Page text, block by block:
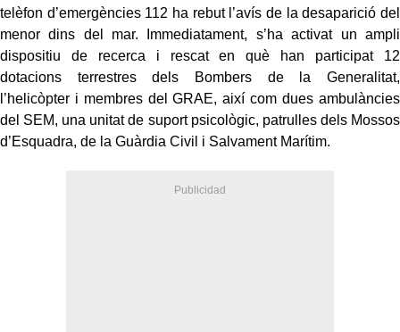
telèfon d’emergències 112 ha rebut l’avís de la desaparició del
menor dins del mar. Immediatament, s’ha activat un ampli
dispositiu de recerca i rescat en què han participat 12
dotacions terrestres dels Bombers de la Generalitat,
l’helicòpter i membres del GRAE, així com dues ambulàncies
del SEM, una unitat de suport psicològic, patrulles dels Mossos
d’Esquadra, de la Guàrdia Civil i Salvament Marítim.